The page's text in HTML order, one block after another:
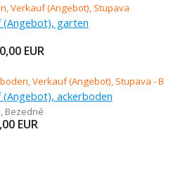
(Angebot), garten
EUR
(Angebot), ackerboden
, Bezedné
EUR